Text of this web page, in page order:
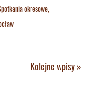
okresowe,
Kolejne wpisy »